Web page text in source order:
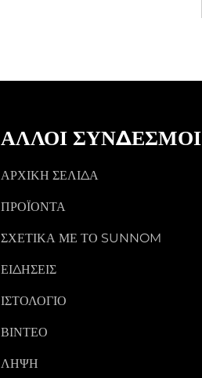
ΆΛΛΟΙ ΣΎΝΔΕΣΜΟΙ
ΑΡΧΙΚΉ ΣΕΛΊΔΑ
ΠΡΟΪΌΝΤΑ
ΣΧΕΤΙΚΆ ΜΕ ΤΟ SUNNOM
ΕΙΔΉΣΕΙΣ
ΙΣΤΟΛΌΓΙΟ
ΒΊΝΤΕΟ
ΛΉΨΗ